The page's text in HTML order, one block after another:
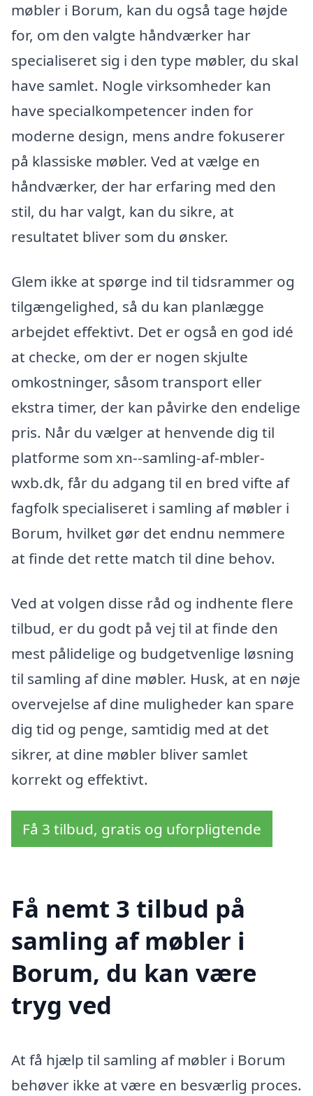
møbler i Borum, kan du også tage højde
for, om den valgte håndværker har
specialiseret sig i den type møbler, du skal
have samlet. Nogle virksomheder kan
have specialkompetencer inden for
moderne design, mens andre fokuserer
på klassiske møbler. Ved at vælge en
håndværker, der har erfaring med den
stil, du har valgt, kan du sikre, at
resultatet bliver som du ønsker.
Glem ikke at spørge ind til tidsrammer og
tilgængelighed, så du kan planlægge
arbejdet effektivt. Det er også en god idé
at checke, om der er nogen skjulte
omkostninger, såsom transport eller
ekstra timer, der kan påvirke den endelige
pris. Når du vælger at henvende dig til
platforme som xn--samling-af-mbler-
wxb.dk, får du adgang til en bred vifte af
fagfolk specialiseret i samling af møbler i
Borum, hvilket gør det endnu nemmere
at finde det rette match til dine behov.
Ved at volgen disse råd og indhente flere
tilbud, er du godt på vej til at finde den
mest pålidelige og budgetvenlige løsning
til samling af dine møbler. Husk, at en nøje
overvejelse af dine muligheder kan spare
dig tid og penge, samtidig med at det
sikrer, at dine møbler bliver samlet
korrekt og effektivt.
Få 3 tilbud, gratis og uforpligtende
Få nemt 3 tilbud på
samling af møbler i
Borum, du kan være
tryg ved
At få hjælp til samling af møbler i Borum
behøver ikke at være en besværlig proces.